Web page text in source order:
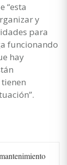
“esta
y
para
funcionando
hay